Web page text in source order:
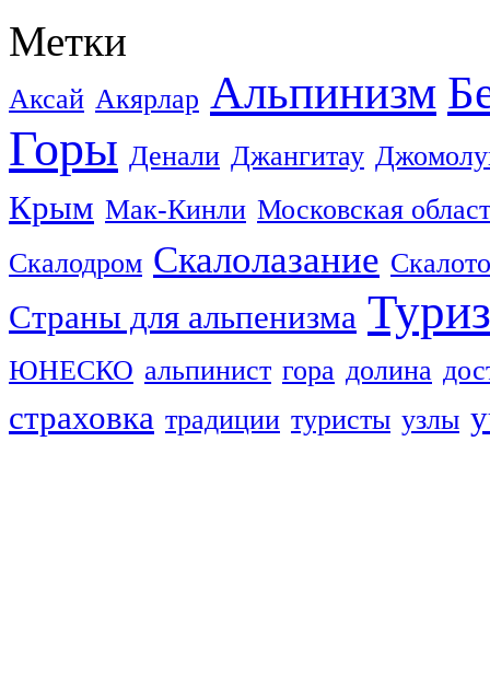
Метки
Аксай Акярлар Альпинизм
Горы Денали Джангитау
Крым Мак-Кинли Московская
Скалодром Скалолазание
Страны для альпенизма
ЮНЕСКО альпинист гора долина
страховка традиции туристы узлы